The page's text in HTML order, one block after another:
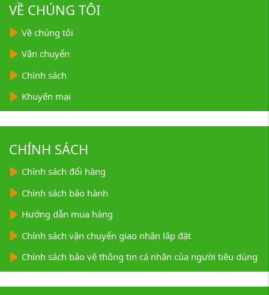
VỀ CHÚNG TÔI
Về chúng tôi
Vận chuyển
Chính sách
Khuyến mại
CHÍNH SÁCH
Chính sách đổi hàng
Chính sách bảo hành
Hướng dẫn mua hàng
Chính sách vận chuyển giao nhận lắp đặt
Chính sách bảo vệ thông tin cá nhân của người tiêu dùng